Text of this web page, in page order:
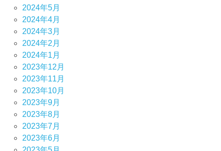
2024年5月
2024年4月
2024年3月
2024年2月
2024年1月
2023年12月
2023年11月
2023年10月
2023年9月
2023年8月
2023年7月
2023年6月